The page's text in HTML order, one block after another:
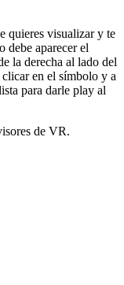
quieres visualizar y te
debe aparecer el
la derecha al lado del
en el símbolo y a
para darle play al
de VR.